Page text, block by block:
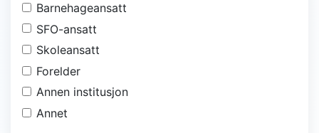
Barnehageansatt
SFO-ansatt
Skoleansatt
Forelder
Annen institusjon
Annet